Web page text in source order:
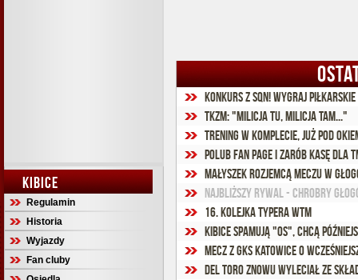
KIBICE
Regulamin
Historia
Wyjazdy
Fan cluby
Konkurs z SQN! Wygraj
TKzM: "Milicja tu, milicja tam..."
Trening w komplecie, już pod
Polub Fan Page i zarób kasę dla
Małyszek rozjemcą meczu w
Najbliższy rywal - Chrobry
16. kolejka Typera WTM
Kibice spamują "OS", chcą
Mecz z GKS Katowice o
Del Toro znowu wyleciał ze